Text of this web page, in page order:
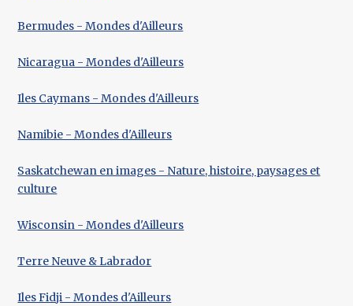
Bermudes - Mondes d'Ailleurs
Nicaragua - Mondes d'Ailleurs
Iles Caymans - Mondes d'Ailleurs
Namibie - Mondes d'Ailleurs
Saskatchewan en images - Nature, histoire, paysages et
culture
Wisconsin - Mondes d'Ailleurs
Terre Neuve & Labrador
Iles Fidji - Mondes d'Ailleurs